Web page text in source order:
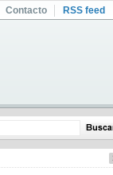
Contacto RSS feed